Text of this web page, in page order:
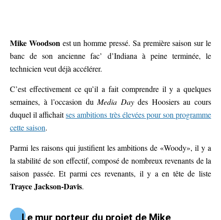
Mike Woodson est un homme pressé. Sa première saison sur le
banc de son ancienne fac’ d’Indiana à peine terminée, le
technicien veut déjà accélérer.
C’est effectivement ce qu’il a fait comprendre il y a quelques
semaines, à l’occasion du Media Daydes Hoosiers au cours
duquel il affichaitses ambitions très élevées pour son programme
cette saison.
Parmi les raisons qui justifient les ambitions de «Woody», il y a
la stabilité de son effectif, composé de nombreux revenants de la
saison passée. Et parmi ces revenants, il y a en tête de liste
Trayce Jackson-Davis.
Le mur porteur du projet de Mike